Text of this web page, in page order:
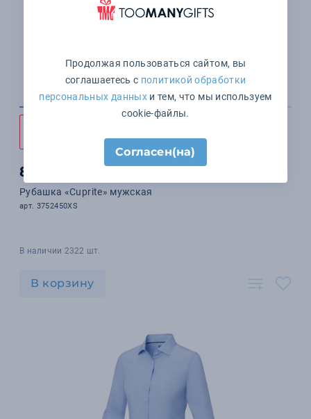
8 439 ₽
Рубашка «Cuprite» мужская
арт. 3752450XS
В наличии 2322 шт.
В корзину
Продолжая пользоваться сайтом, вы
соглашаетесь с политикой обработки
персональных данныхи тем, что мы используем
cookie-файлы.
Согласен(на)